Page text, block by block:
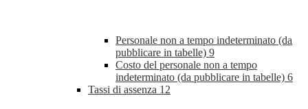
Personale non a tempo indeterminato (da
pubblicare in tabelle) 9
Costo del personale non a tempo
indeterminato (da pubblicare in tabelle) 6
Tassi di assenza 12